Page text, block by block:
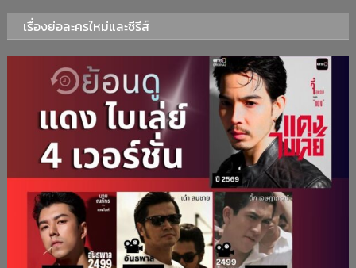
เรื่องย่อละครใหม่และซีรีส์